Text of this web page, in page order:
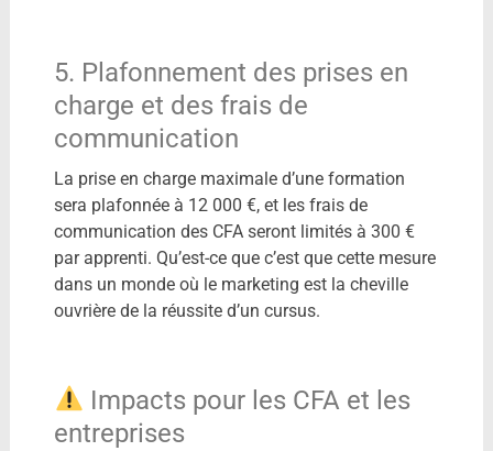
5. Plafonnement des prises en
charge et des frais de
communication
La prise en charge maximale d’une formation
sera plafonnée à 12 000 €, et les frais de
communication des CFA seront limités à 300 €
par apprenti.​ Qu’est-ce que c’est que cette mesure
dans un monde où le marketing est la cheville
ouvrière de la réussite d’un cursus.
Impacts pour les CFA et les
entreprises